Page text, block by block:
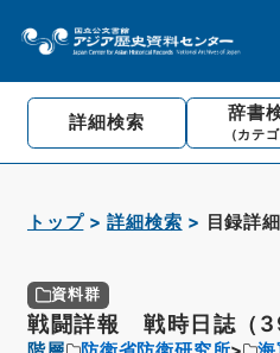
詳細検索 辞書
（カテ
トップ 詳細検索 目録詳細
資料群
戦闘詳報 戦時日誌（